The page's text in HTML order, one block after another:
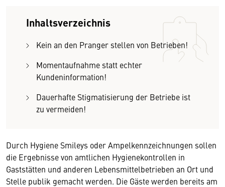
Inhaltsverzeichnis
Kein an den Pranger stellen von Betrieben!
Momentaufnahme statt echter
Kundeninformation!
Dauerhafte Stigmatisierung der Betriebe ist
zu vermeiden!
Durch Hygiene Smileys oder Ampelkennzeichnungen sollen
die Ergebnisse von amtlichen Hygienekontrollen in
Gaststätten und anderen Lebensmittelbetrieben an Ort und
Stelle publik gemacht werden. Die Gäste werden bereits am